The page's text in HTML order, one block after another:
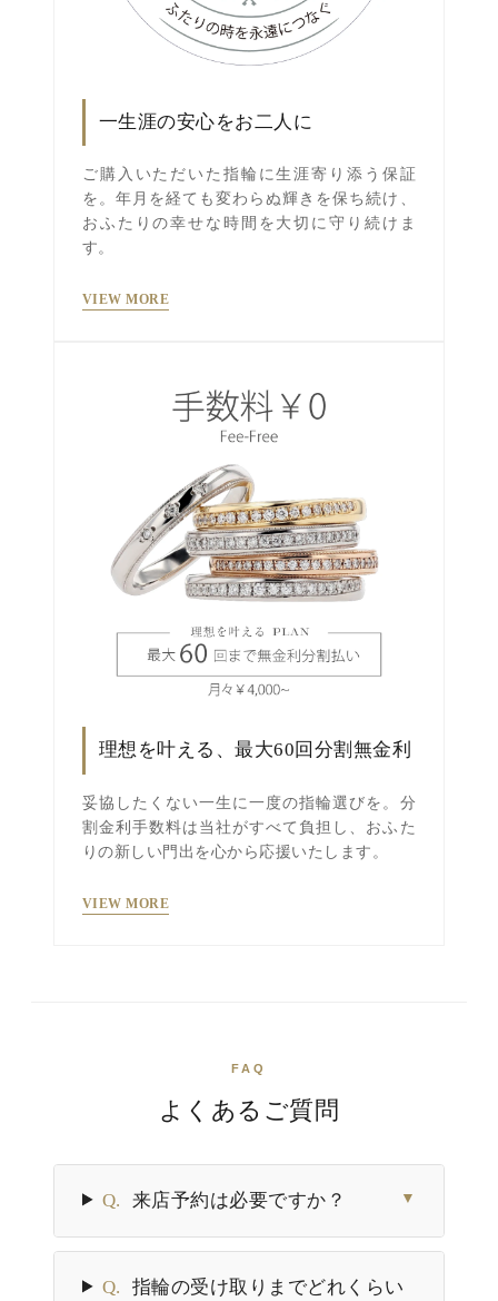
一生涯の安心をお二人に
ご購入いただいた指輪に生涯寄り添う保証
を。年月を経ても変わらぬ輝きを保ち続け、
おふたりの幸せな時間を大切に守り続けま
す。
VIEW MORE
理想を叶える、最大60回分割無金利
妥協したくない一生に一度の指輪選びを。分
割金利手数料は当社がすべて負担し、おふた
りの新しい門出を心から応援いたします。
VIEW MORE
FAQ
よくあるご質問
Q. 来店予約は必要ですか？ ▼
Q.
指輪の受け取りまでどれくらい